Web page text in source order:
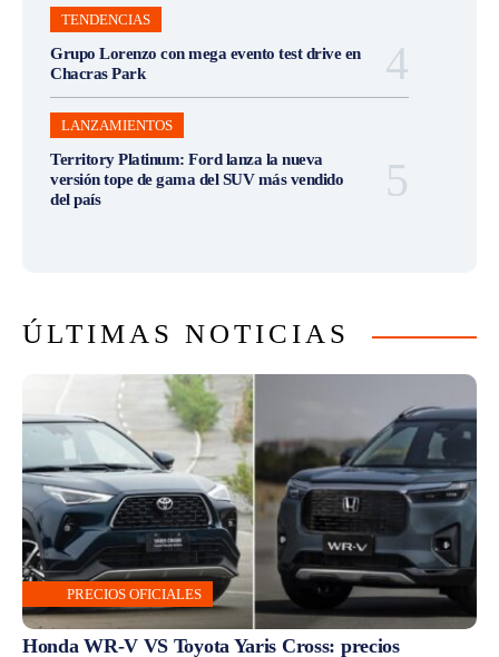
TENDENCIAS
Grupo Lorenzo con mega evento test drive en
Chacras Park
LANZAMIENTOS
Territory Platinum: Ford lanza la nueva
versión tope de gama del SUV más vendido
del país
ÚLTIMAS NOTICIAS
PRECIOS OFICIALES
Honda WR-V VS Toyota Yaris Cross: precios